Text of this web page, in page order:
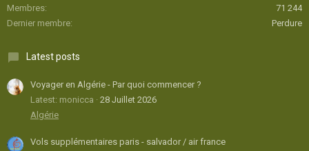
Membres
71 244
Dernier membre
Perdure
Latest posts
Voyager en Algérie - Par quoi commencer ?
Latest: monicca
28 Juillet 2026
Algérie
Vols supplémentaires paris - salvador / air france